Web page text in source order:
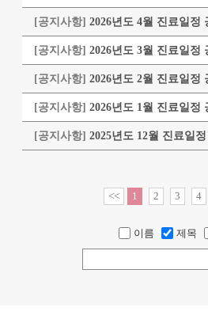
[공지사항] 2026년도 4월 진료일정
[공지사항] 2026년도 3월 진료일정
[공지사항] 2026년도 2월 진료일정
[공지사항] 2026년도 1월 진료일정
[공지사항] 2025년도 12월 진료일정
<< 1 2 3 4
이름 제목